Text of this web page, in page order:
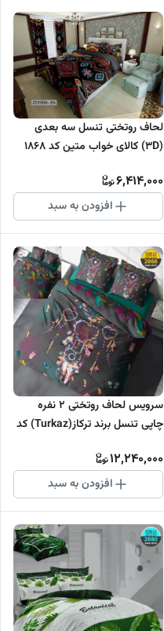
لحاف روتختی تنسل سه بعدی
(3D) کالای خواب متین کد 1868
6,414,000
افزودن به سبد
سرویس لحاف روتختی 2 نفره
چاپی تنسل برند ترکاز(Turkaz) کد
12,240,000
افزودن به سبد